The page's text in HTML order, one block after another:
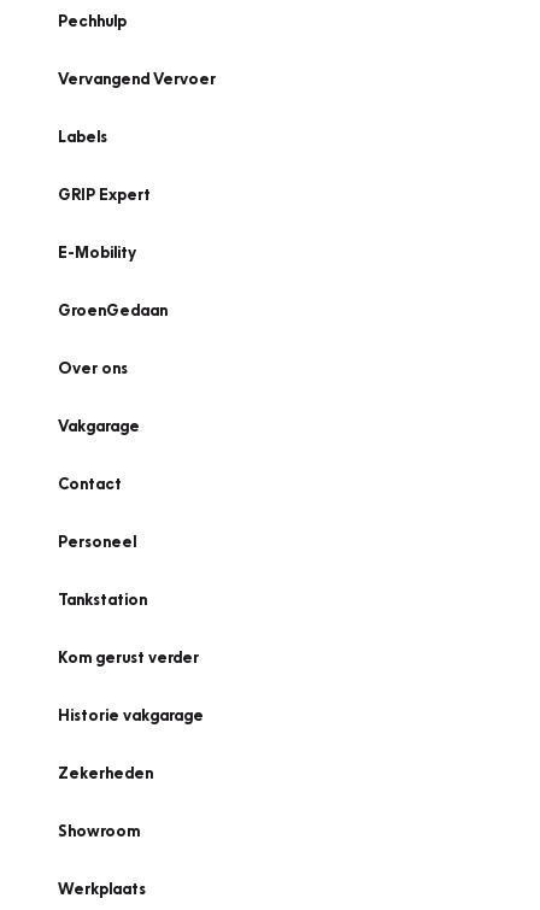
Pechhulp
Vervangend Vervoer
Labels
GRIP Expert
E-Mobility
GroenGedaan
Over ons
Vakgarage
Contact
Personeel
Tankstation
Kom gerust verder
Historie vakgarage
Zekerheden
Showroom
Werkplaats